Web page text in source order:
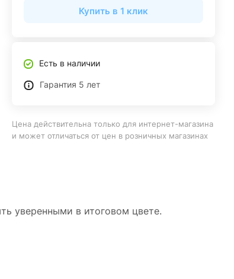
Купить в 1 клик
Есть в наличии
Гарантия 5 лет
Цена действительна только для интернет-магазина
и может отличаться от цен в розничных магазинах
уверенными в итоговом цвете.